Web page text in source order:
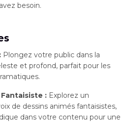
besoin.
Plongez votre public dans la
et profond, parfait pour les
: Explorez un
de dessins animés fantaisistes,
dans votre contenu pour une